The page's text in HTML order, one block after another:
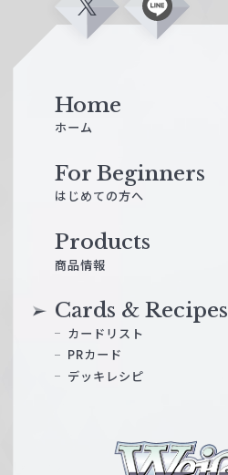
X L
Home
ホーム
For Beginners
はじめての方へ
Products
商品情報
Cards & Recipes
カードリスト
PRカード
デッキレシピ